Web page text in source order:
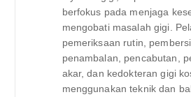
berfokus pada menjaga
mengobati masalah gigi.
pemeriksaan rutin,
penambalan, pencabutan,
akar, dan kedokteran gigi
menggunakan teknik dan